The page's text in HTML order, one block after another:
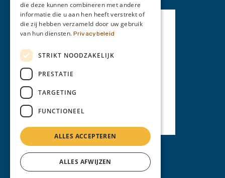
Privacy Policy
die deze kunnen combineren met andere
informatie die u aan hen heeft verstrekt of
die zij hebben verzameld door uw gebruik
van hun diensten. Privacybeleid
STRIKT NOODZAKELIJK
PRESTATIE
TARGETING
FUNCTIONEEL
ALLES ACCEPTEREN
ALLES AFWIJZEN